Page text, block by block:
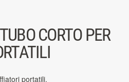
CORTO PER
portatili.